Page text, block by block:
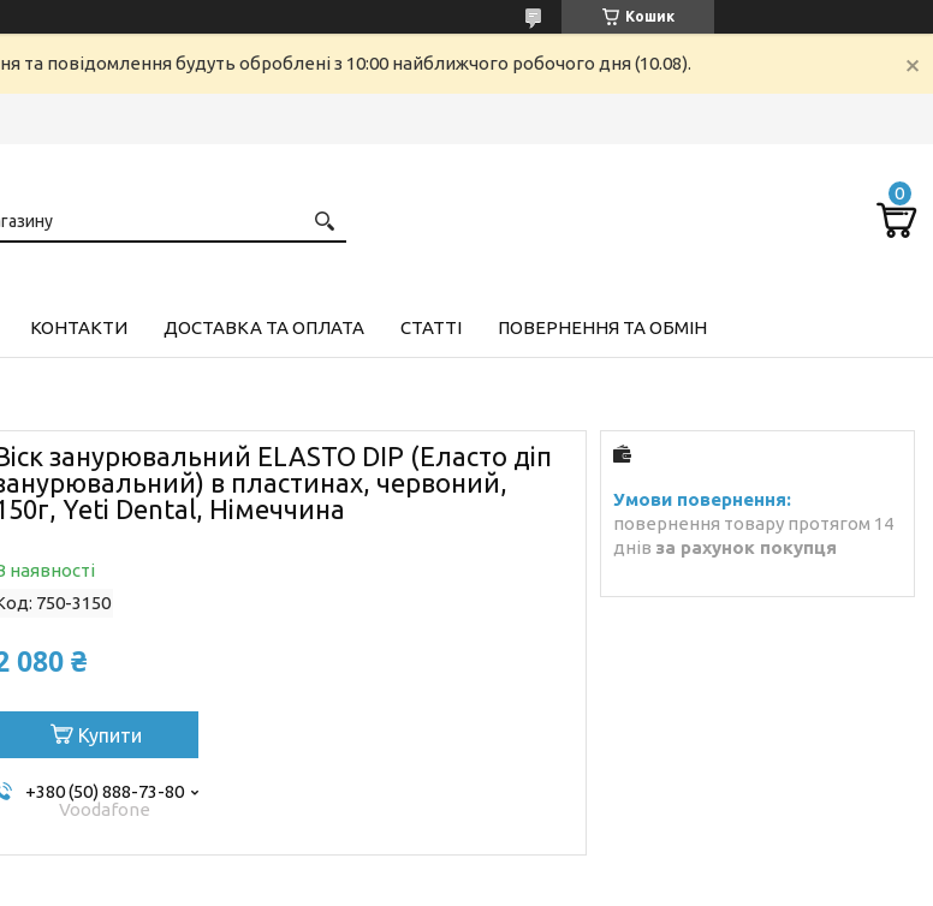
Кошик
та повідомлення будуть оброблені з 10:00 найближчого робочого дня (10.08).
КОНТАКТИ ДОСТАВКА ТА ОПЛАТА СТАТТІ ПОВЕРНЕННЯ ТА ОБМІН
занурювальний ELASTO DIP (Еласто діп
в пластинах, червоний,
Yeti Dental, Німеччина
наявності
750-3150
080 ₴
Купити
+380 (50) 888-73-80
Voodafone
повернення товару протягом 14
днів за рахунок покупця